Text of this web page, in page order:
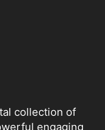
collection of
engaging